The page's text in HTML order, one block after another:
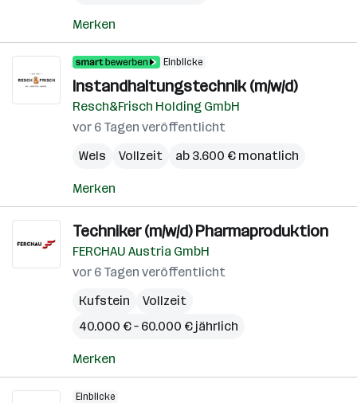
Merken
Einblicke
Instandhaltungstechnik (m/w/d)
Resch&Frisch Holding GmbH
vor 6 Tagen veröffentlicht
Wels
Vollzeit ab 3.600 € monatlich
Merken
Techniker (m/w/d) Pharmaproduktion
FERCHAU Austria GmbH
vor 6 Tagen veröffentlicht
Kufstein
Vollzeit
40.000 € – 60.000 € jährlich
Merken
Einblicke